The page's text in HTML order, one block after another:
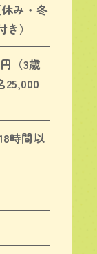
み・冬
）
（3歳
時間以